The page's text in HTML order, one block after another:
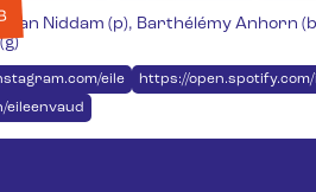
Niddam (p), Barthélémy Anhorn
eileen_lgthttps://open.spotify.com/
eileenvaud